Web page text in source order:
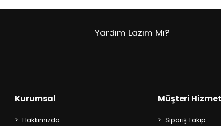
+
KONUŞMA KLAVUZLARIYardım Lazım Mı?
Kurumsal
Hakkımızda
Müşteri
Sipariş Takip